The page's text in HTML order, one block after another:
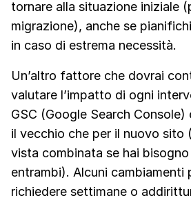
tornare alla situazione iniziale
migrazione), anche se
in caso di estrema necessità.
Un’altro fattore che dovrai
valutare l’impatto di ogni
GSC (Google Search
il vecchio che per il nuovo sito
vista combinata se hai
entrambi). Alcuni cambiamenti
richiedere settimane o